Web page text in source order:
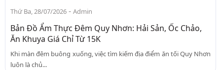
Thứ Ba, 28/07/2026 - Admin
Bản Đồ Ẩm Thực Đêm Quy Nhơn: Hải Sản, Ốc Chảo,
Ăn Khuya Giá Chỉ Từ 15K
Khi màn đêm buông xuống, việc tìm kiếm địa điểm ăn tối Quy Nhơn
luôn là chủ...